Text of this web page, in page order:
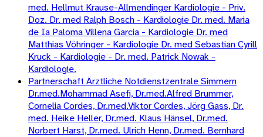
med. Hellmut Krause-Allmendinger Kardiologie - Priv.
Doz. Dr. med Ralph Bosch - Kardiologie Dr. med. Maria
de Ia Paloma Villena Garcia - Kardiologie Dr. med
Matthias Vöhringer - Kardiologie Dr. med Sebastian Cyrill
Kruck - Kardiologie - Dr. med. Patrick Nowak -
Kardiologie.
Partnerschaft Ärztliche Notdienstzentrale Simmern
Dr.med.Mohammad Asefi, Dr.med.Alfred Brummer,
Cornelia Cordes, Dr.med.Viktor Cordes, Jörg Gass, Dr.
med. Heike Heller, Dr.med. Klaus Hänsel, Dr.med.
Norbert Harst, Dr.med. Ulrich Henn, Dr.med. Bernhard